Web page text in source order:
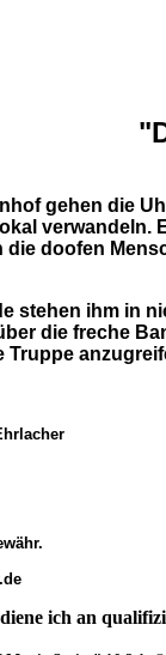
gehen die
verwandeln.
die doofen
stehen ihm in
die freche
Truppe
ich an